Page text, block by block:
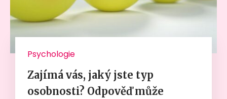
Psychologie
Zajímá vás, jaký jste typ
osobnosti? Odpověď může